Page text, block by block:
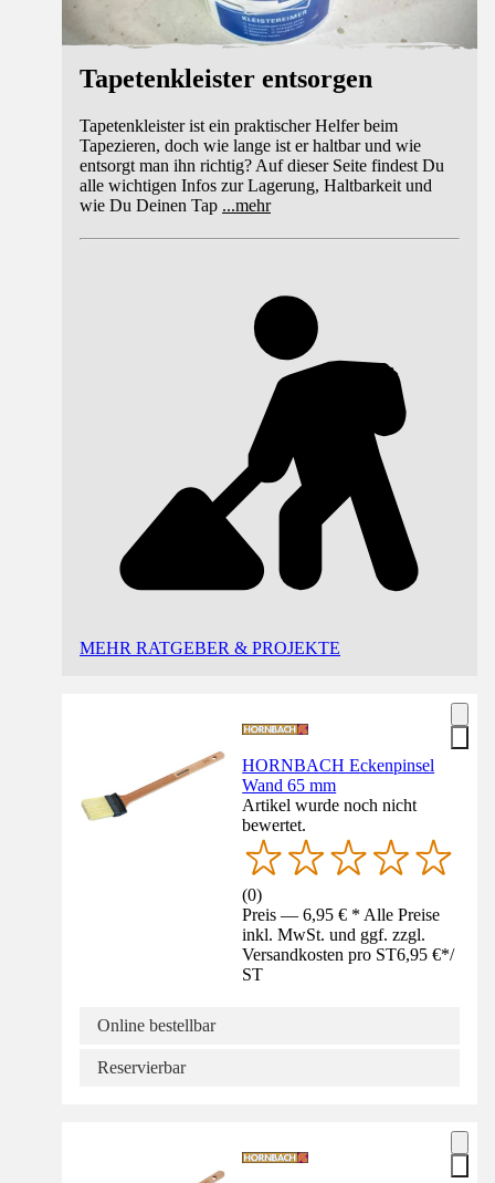
Tapetenkleister entsorgen
Tapetenkleister ist ein praktischer Helfer beim
Tapezieren, doch wie lange ist er haltbar und wie
entsorgt man ihn richtig? Auf dieser Seite findest Du
alle wichtigen Infos zur Lagerung, Haltbarkeit und
wie Du Deinen Tap ...mehr
MEHR RATGEBER & PROJEKTE
HORNBACH Eckenpinsel
Wand 65 mm
Artikel wurde noch nicht
bewertet.
(0)
Preis — 6,95 € * Alle Preise
inkl. MwSt. und ggf. zzgl.
Versandkosten pro ST6,95 €*/
ST
Online bestellbar
Reservierbar